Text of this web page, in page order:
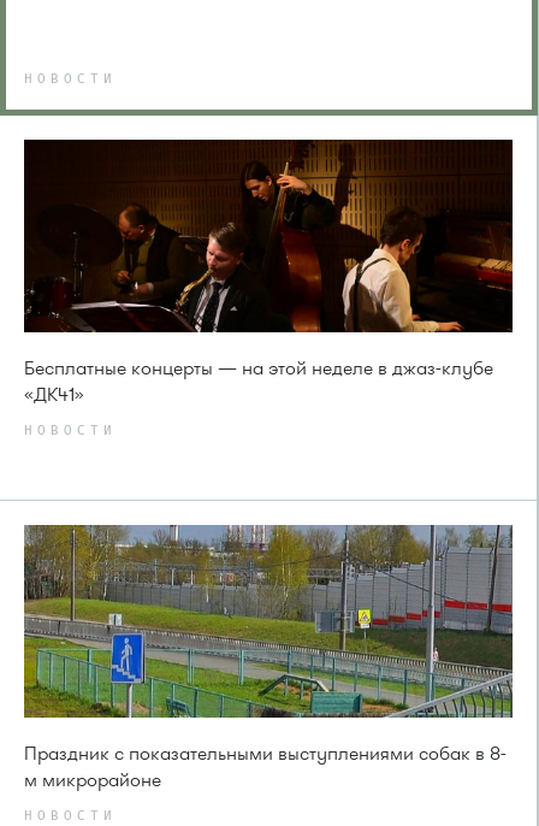
НОВОСТИ
Бесплатные концерты — на этой неделе в джаз-клубе
«ДК41»
НОВОСТИ
Праздник с показательными выступлениями собак в 8-
м микрорайоне
НОВОСТИ